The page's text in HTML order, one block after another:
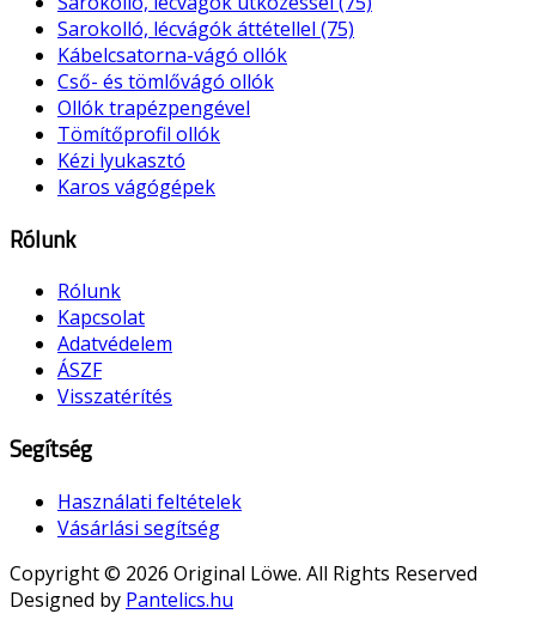
Sarokolló, lécvágók áttétellel (75)
Kábelcsatorna-vágó ollók
Cső- és tömlővágó ollók
Ollók trapézpengével
Tömítőprofil ollók
Kézi lyukasztó
Karos vágógépek
Rólunk
Rólunk
Kapcsolat
Adatvédelem
ÁSZF
Visszatérítés
Segítség
Használati feltételek
Vásárlási segítség
Copyright © 2026 Original Löwe. All Rights Reserved
Designed by Pantelics.hu